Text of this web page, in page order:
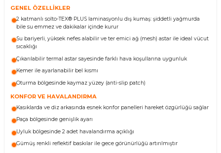
GENEL ÖZELLİKLER
2 katmanlı solto-TEX® PLUS laminasyonlu dış kumaş: şiddetli yağmurda
bile su emmez ve dakikalar içinde kurur
Su bariyerli, yüksek nefes alabilir ve ter emici ağ (mesh) astar ile ideal vücut
sıcaklığı
Çıkarılabilir termal astar sayesinde farklı hava koşullarına uygunluk
Kemer ile ayarlanabilir bel kısmı
Oturma bölgesinde kaymaz yüzey (anti-slip patch)
KONFOR VE HAVALANDIRMA
Kasıklarda ve diz arkasında esnek konfor panelleri hareket özgürlüğü sağlar
Paça bölgesinde genişlik ayarı
Uyluk bölgesinde 2 adet havalandırma açıklığı
Gümüş renkli reflektif baskılar ile gece görünürlüğü artırılmıştır